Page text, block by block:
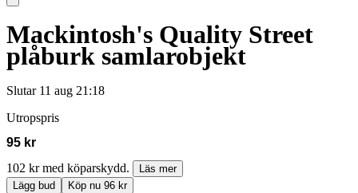
Mackintosh's Quality Street
plåburk samlarobjekt
Slutar 11 aug 21:18
Utropspris
95 kr
102 kr med köparskydd.
Läs mer
Lägg bud
Köp nu 96 kr